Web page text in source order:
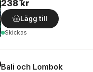
238 kr
Lägg till
Skickas
Bali och Lombok